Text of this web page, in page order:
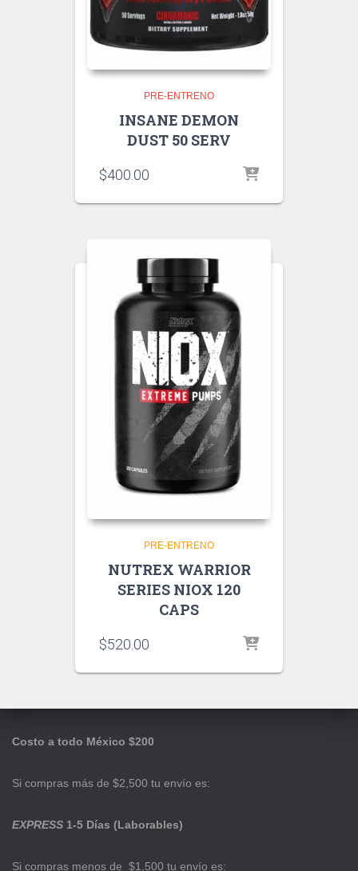
PRE-ENTRENO
INSANE DEMON
DUST 50 SERV
$400.00
PRE-ENTRENO
NUTREX WARRIOR
SERIES NIOX 120
CAPS
$520.00
Costo a todo México $200
Si compras más de $2,500 tu envío es:
EXPRESS 1-5 Días (Laborables)
Si compras menos de $1,500 tu envío es: